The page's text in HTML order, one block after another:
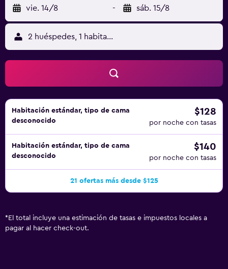
vie. 14/8 - sáb. 15/8
2 huéspedes, 1 habitación
Habitación estándar, tipo de cama
desconocido
$128
por noche con tasas
Habitación estándar, tipo de cama
desconocido
$140
por noche con tasas
21 ofertas más desde $125
* El total incluye una estimación de tasas e impuestos locales a
pagar al hacer check-out.